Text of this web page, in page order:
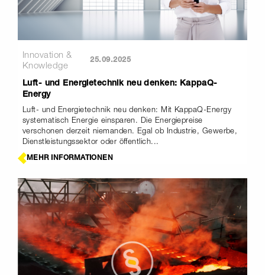
Innovation &
Knowledge
25.09.2025
Luft- und Energietechnik neu denken: KappaQ-
Energy
Luft- und Energietechnik neu denken: Mit KappaQ-Energy
systematisch Energie einsparen. Die Energiepreise
verschonen derzeit niemanden. Egal ob Industrie, Gewerbe,
Dienstleistungssektor oder öffentlich...
MEHR INFORMATIONEN